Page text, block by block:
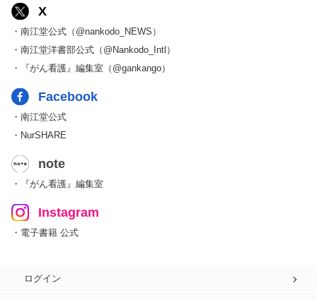
X
・南江堂公式（@nankodo_NEWS）
・南江堂洋書部公式（@Nankodo_Intl）
・『がん看護』編集室（@gankango）
Facebook
・南江堂公式
・NurSHARE
note
・『がん看護』編集室
Instagram
・電子書籍 公式
ログイン